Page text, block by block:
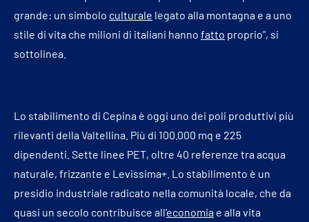
grande: un simbolo culturale legato alla montagna e a uno
stile di vita che milioni di italiani hanno fatto proprio”, si
sottolinea.
Lo stabilimento di Cepina è oggi uno dei poli produttivi più
rilevanti della Valtellina. Più di 100.000 mq e 225
dipendenti. Sette linee PET, oltre 40 referenze tra acqua
naturale, frizzante e Levissima+. Lo stabilimento è un
presidio industriale radicato nella comunità locale, che da
quasi un secolo contribuisce all’economia e alla vita